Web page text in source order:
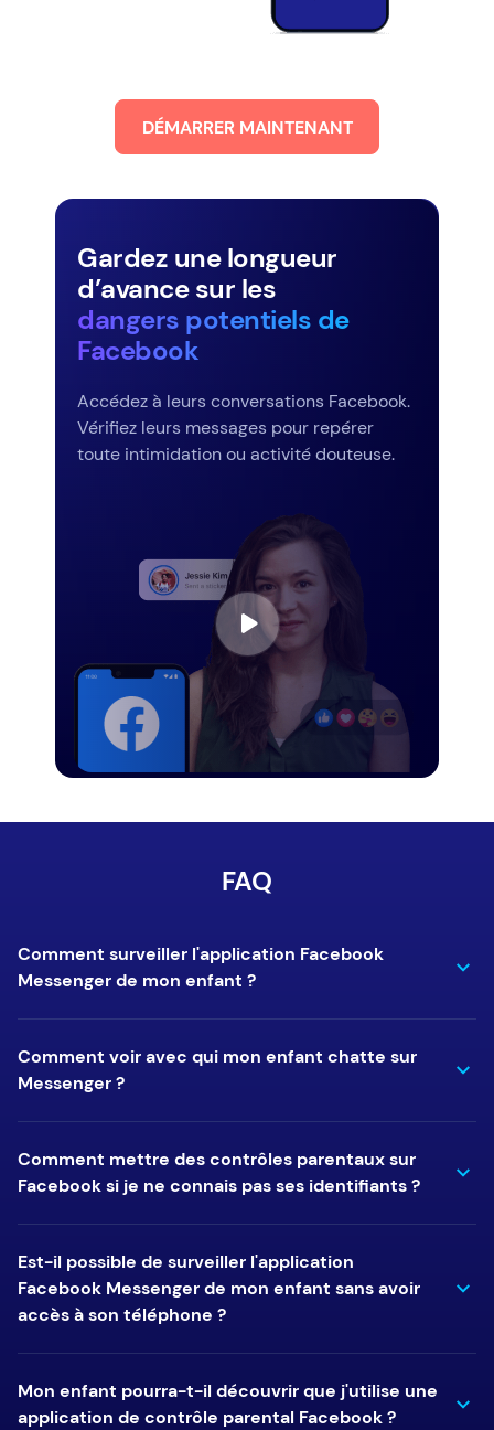
DÉMARRER MAINTENANT
Gardez une longueur
d’avance sur les
dangers potentiels de
Facebook
Accédez à leurs conversations Facebook.
Vérifiez leurs messages pour repérer
toute intimidation ou activité douteuse.
FAQ
Comment surveiller l'application Facebook
Messenger de mon enfant ?
Comment voir avec qui mon enfant chatte sur
Messenger ?
Comment mettre des contrôles parentaux sur
Facebook si je ne connais pas ses identifiants ?
Est-il possible de surveiller l'application
Facebook Messenger de mon enfant sans avoir
accès à son téléphone ?
Mon enfant pourra-t-il découvrir que j'utilise une
application de contrôle parental Facebook ?